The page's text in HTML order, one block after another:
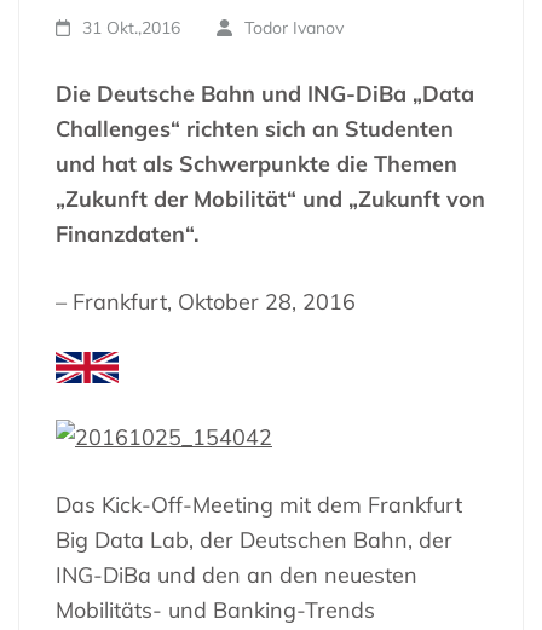
31 Okt.,2016 Todor Ivanov
Die Deutsche Bahn und ING-DiBa „Data
Challenges“ richten sich an Studenten
und hat als Schwerpunkte die Themen
„Zukunft der Mobilität“ und „Zukunft von
Finanzdaten“.
– Frankfurt, Oktober 28, 2016
Das Kick-Off-Meeting mit dem Frankfurt
Big Data Lab, der Deutschen Bahn, der
ING-DiBa und den an den neuesten
Mobilitäts- und Banking-Trends